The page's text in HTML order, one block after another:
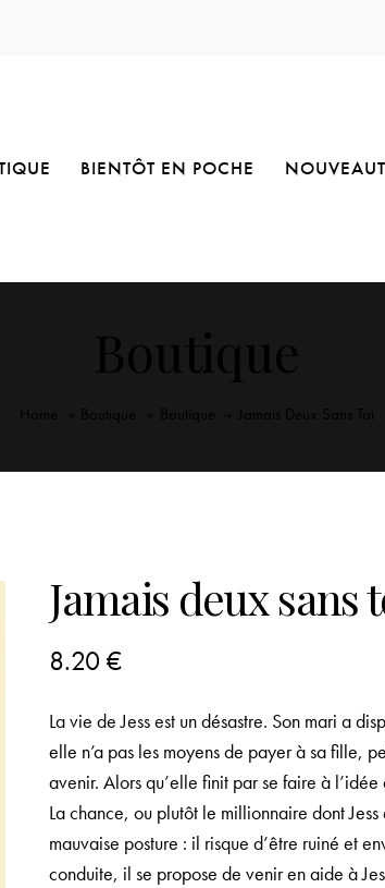
BIENTÔT EN POCHE
Jamais deux sans
8.20€
La vie de Jess est un désastre. Son mari a
elle n’a pas les moyens de payer à sa fille,
avenir. Alors qu’elle finit par se faire à
La chance, ou plutôt le millionnaire dont
mauvaise posture : il risque d’être ruiné et
conduite, il se propose de venir en aide à